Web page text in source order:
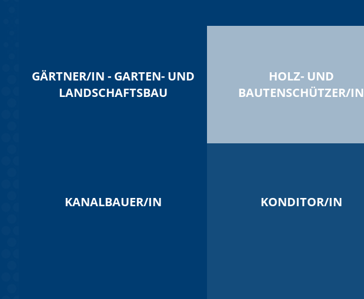
GÄRTNER/IN - GARTEN- UND
LANDSCHAFTSBAU
HOLZ- UND
BAUTENSCHÜTZER/IN
KANALBAUER/IN KONDITOR/IN